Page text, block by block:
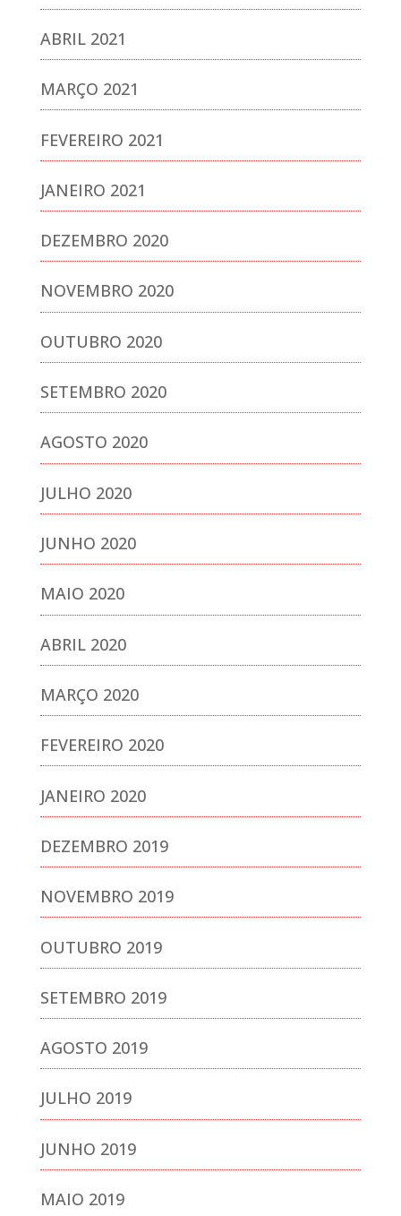
ABRIL 2021
MARÇO 2021
FEVEREIRO 2021
JANEIRO 2021
DEZEMBRO 2020
NOVEMBRO 2020
OUTUBRO 2020
SETEMBRO 2020
AGOSTO 2020
JULHO 2020
JUNHO 2020
MAIO 2020
ABRIL 2020
MARÇO 2020
FEVEREIRO 2020
JANEIRO 2020
DEZEMBRO 2019
NOVEMBRO 2019
OUTUBRO 2019
SETEMBRO 2019
AGOSTO 2019
JULHO 2019
JUNHO 2019
MAIO 2019